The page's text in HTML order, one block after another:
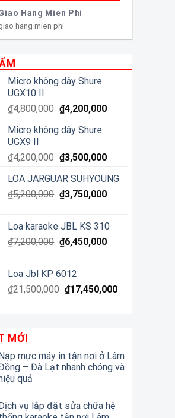
Hang Mien Phi
hang mien phi
Micro không dây Shure
UGX10 II
₫4,800,000 ₫4,200,000
Micro không dây Shure
UGX9 II
₫4,200,000 ₫3,500,000
LOA JARGUAR SUHYOUNG
₫5,200,000 ₫3,750,000
Loa karaoke JBL KS 310
₫7,200,000 ₫6,450,000
Loa Jbl KP 6012
₫21,500,000 ₫17,450,000
MỚI
mực máy in tận nơi ở Lâm
– Đà Lạt nhanh chóng và
quả
vụ lắp đặt sửa chữa hệ